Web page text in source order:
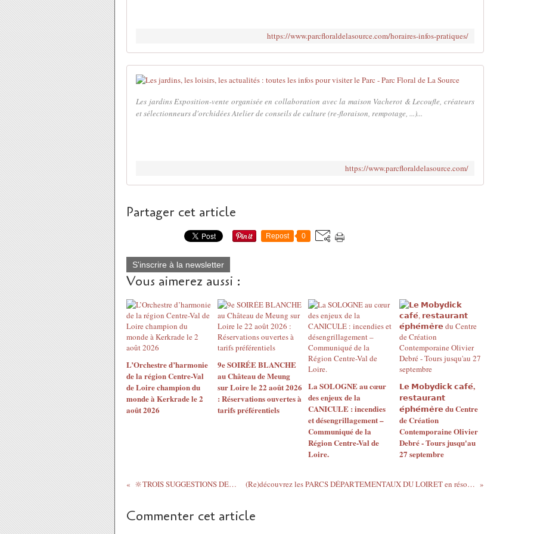
https://www.parcfloraldelasource.com/horaires-infos-pratiques/
Les jardins Exposition-vente organisée en collaboration avec la maison Vacherot & Lecoufle, créateurs
et sélectionneurs d'orchidées Atelier de conseils de culture (re-floraison, rempotage, ...)...
https://www.parcfloraldelasource.com/
Partager cet article
Repost 0
S'inscrire à la newsletter
Vous aimerez aussi :
L’Orchestre d’harmonie
de la région Centre-Val
de Loire champion du
monde à Kerkrade le 2
août 2026
9e SOIRÉE BLANCHE
au Château de Meung
sur Loire le 22 août 2026
: Réservations ouvertes à
tarifs préférentiels
La SOLOGNE au cœur
des enjeux de la
CANICULE : incendies
et désengrillagement –
Communiqué de la
Région Centre-Val de
Loire.
𝗟𝗲 𝗠𝗼𝗯𝘆𝗱𝗶𝗰𝗸 𝗰𝗮𝗳𝗲́,
𝗿𝗲𝘀𝘁𝗮𝘂𝗿𝗮𝗻𝘁
𝗲́𝗽𝗵𝗲́𝗺𝗲̀𝗿𝗲 du Centre
de Création
Contemporaine Olivier
Debré - Tours jusqu'au
27 septembre
🔆TROIS SUGGESTIONS DE VISITES ce WE dans... (Re)découvrez les PARCS DÉPARTEMENTAUX DU LOIRET en résolvant des énigmes au fil de balades bucoliques
Commenter cet article